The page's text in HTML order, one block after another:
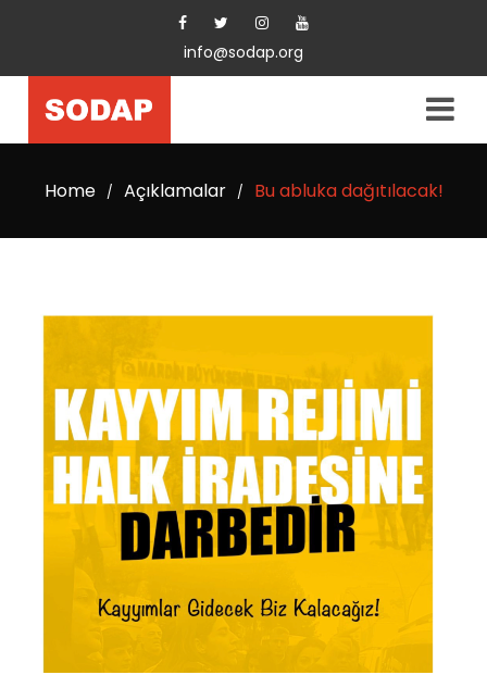
info@sodap.org
Home / Açıklamalar / Bu abluka dağıtılacak!